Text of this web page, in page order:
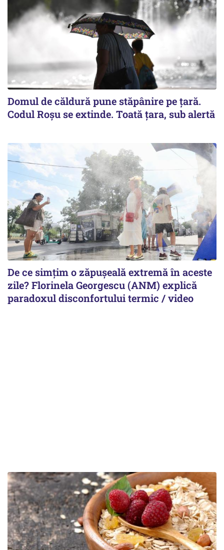
Domul de căldură pune stăpânire pe țară.
Codul Roșu se extinde. Toată țara, sub alertă
De ce simțim o zăpușeală extremă în aceste
zile? Florinela Georgescu (ANM) explică
paradoxul disconfortului termic / video